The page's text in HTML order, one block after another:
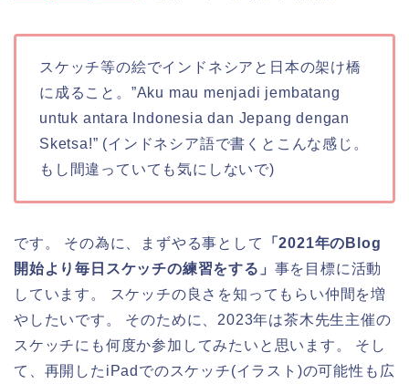
スケッチ等の絵でインドネシアと日本の架け橋
に成ること。”Aku mau menjadi jembatang
untuk antara Indonesia dan Jepang dengan
Sketsa!” (インドネシア語で書くとこんな感じ。
もし間違っていても気にしないで)
です。 その為に、まずやる事として
「2021年のBlog
開始より毎日スケッチの練習をする」 事を目標に活動
しています。 スケッチの良さを知ってもらい仲間を増
やしたいです。 そのために、2023年は茶木先生主催の
スケッチにも何度か参加してみたいと思います。 そし
て、再開したiPadでのスケッチ(イラスト)の可能性も広